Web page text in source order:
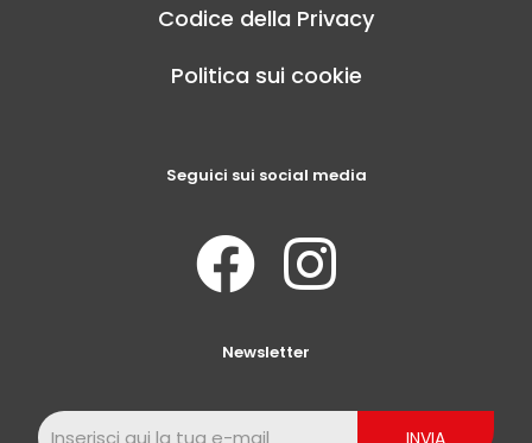
Codice della Privacy
Politica sui cookie
Seguici sui social media
Newsletter